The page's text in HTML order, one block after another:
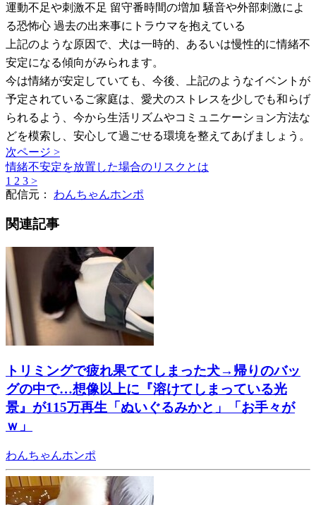
運動不足や刺激不足 留守番時間の増加 騒音や外部刺激によ
る恐怖心 過去の出来事にトラウマを抱えている
上記のような原因で、犬は一時的、あるいは慢性的に情緒不
安定になる傾向がみられます。
今は情緒が安定していても、今後、上記のようなイベントが
予定されているご家庭は、愛犬のストレスを少しでも和らげ
られるよう、今から生活リズムやコミュニケーション方法な
どを模索し、安心して過ごせる環境を整えてあげましょう。
次ページ >
情緒不安定を放置した場合のリスクとは
1 2 3 >
配信元： わんちゃんホンポ
関連記事
トリミングで疲れ果ててしまった犬→帰りのバッ
グの中で…想像以上に『溶けてしまっている光
景』が115万再生「ぬいぐるみかと」「お手々が
ｗ」
わんちゃんホンポ